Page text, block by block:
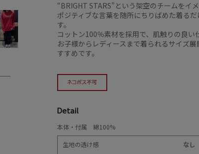
“BRIGHT STARS”という架空のチームをイ
ポジティブな言葉を随所にちりばめた着る
す。
コットン100％素材を採用で、肌触りの良い
お子様からレディースまで着られるサイズ
すすめです。
Detail
本体・付属 綿100%
生地の透け感 なし